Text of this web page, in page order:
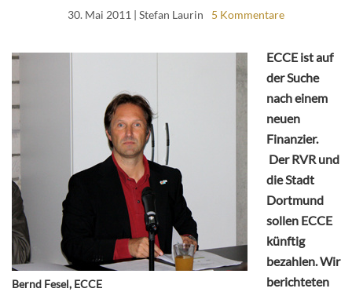
30. Mai 2011 | Stefan Laurin 5 Kommentare
Bernd Fesel, ECCE
ECCE ist auf
der Suche
nach einem
neuen
Finanzier.
Der RVR und
die Stadt
Dortmund
sollen ECCE
künftig
bezahlen.Wir
berichteten